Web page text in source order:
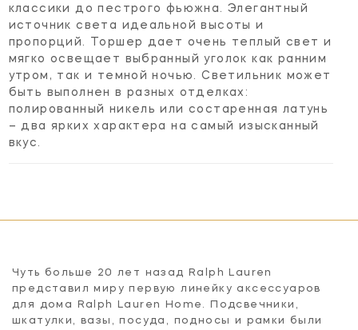
классики до пестрого фьюжна. Элегантный
источник света идеальной высоты и
пропорций. Торшер дает очень теплый свет и
мягко освещает выбранный уголок как ранним
утром, так и темной ночью. Светильник может
быть выполнен в разных отделках:
полированный никель или состаренная латунь
– два ярких характера на самый изысканный
вкус.
Чуть больше 20 лет назад Ralph Lauren
представил миру первую линейку аксессуаров
для дома Ralph Lauren Home. Подсвечники,
шкатулки, вазы, посуда, подносы и рамки были